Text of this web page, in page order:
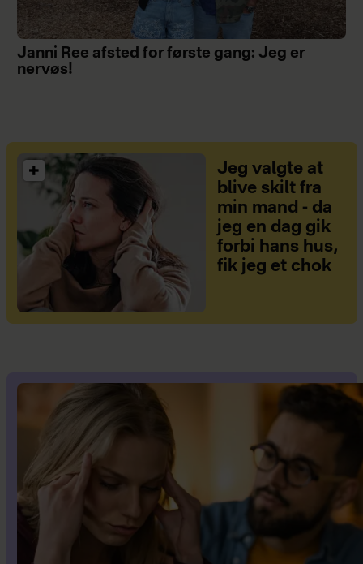
Janni Ree afsted for første gang: Jeg er
nervøs!
Jeg valgte at
blive skilt fra
min mand - da
jeg en dag gik
forbi hans hus,
fik jeg et chok